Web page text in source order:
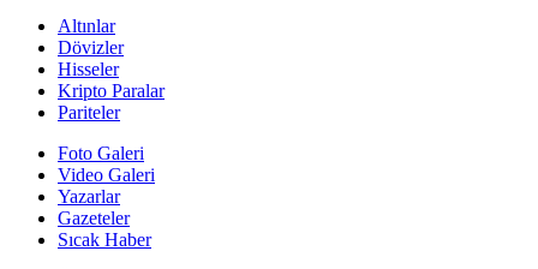
Altınlar
Dövizler
Hisseler
Kripto Paralar
Pariteler
Foto Galeri
Video Galeri
Yazarlar
Gazeteler
Sıcak Haber